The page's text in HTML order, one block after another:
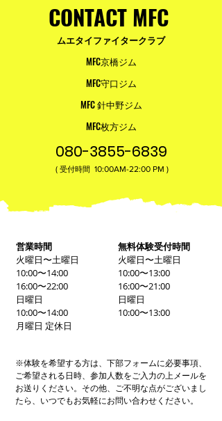
CONTACT MFC
ムエタイファイタークラブ
MFC京橋ジム
MFC守口ジム
MFC 針中野ジム
MFC枚方ジム
080-3855-6839
( 受付時間 10:00AM-22:00​ PM )
営業時間
火曜日〜土曜日
10:00〜14:00
16:00〜22:00
日曜日
10:00〜14:00
月曜日 定休日
無料体験受付時間
火曜日〜土曜日
10:00〜13:00
16:00〜21:00
日曜日
10:00〜13:00
※体験を希望する方は、下部フォームに必要事項、
ご希望される日時、参加人数をご入力の上メールを
お送りください。その他、ご不明な点がございまし
たら、いつでもお気軽にお問い合わせください。